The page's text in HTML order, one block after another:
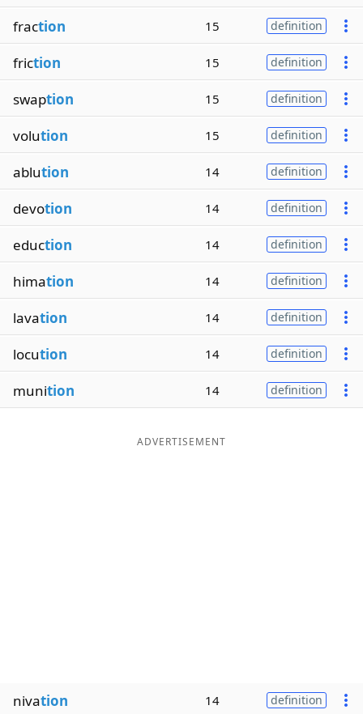
fraction 15 definition
friction 15 definition
swaption 15 definition
volution 15 definition
ablution 14 definition
devotion 14 definition
eduction 14 definition
himation 14 definition
lavation 14 definition
locution 14 definition
munition 14 definition
ADVERTISEMENT
nivation 14 definition